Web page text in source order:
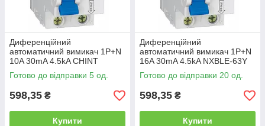
Диференційний
автоматичний вимикач 1P+N
10A 30mA 4.5kA CHINT
Готово до відправки 5 од.
598,35 ₴
Купити
Диференційний
автоматичний вимикач 1P+N
16A 30mA 4.5kA NXBLE-63Y
Готово до відправки 20 од.
598,35 ₴
Купити